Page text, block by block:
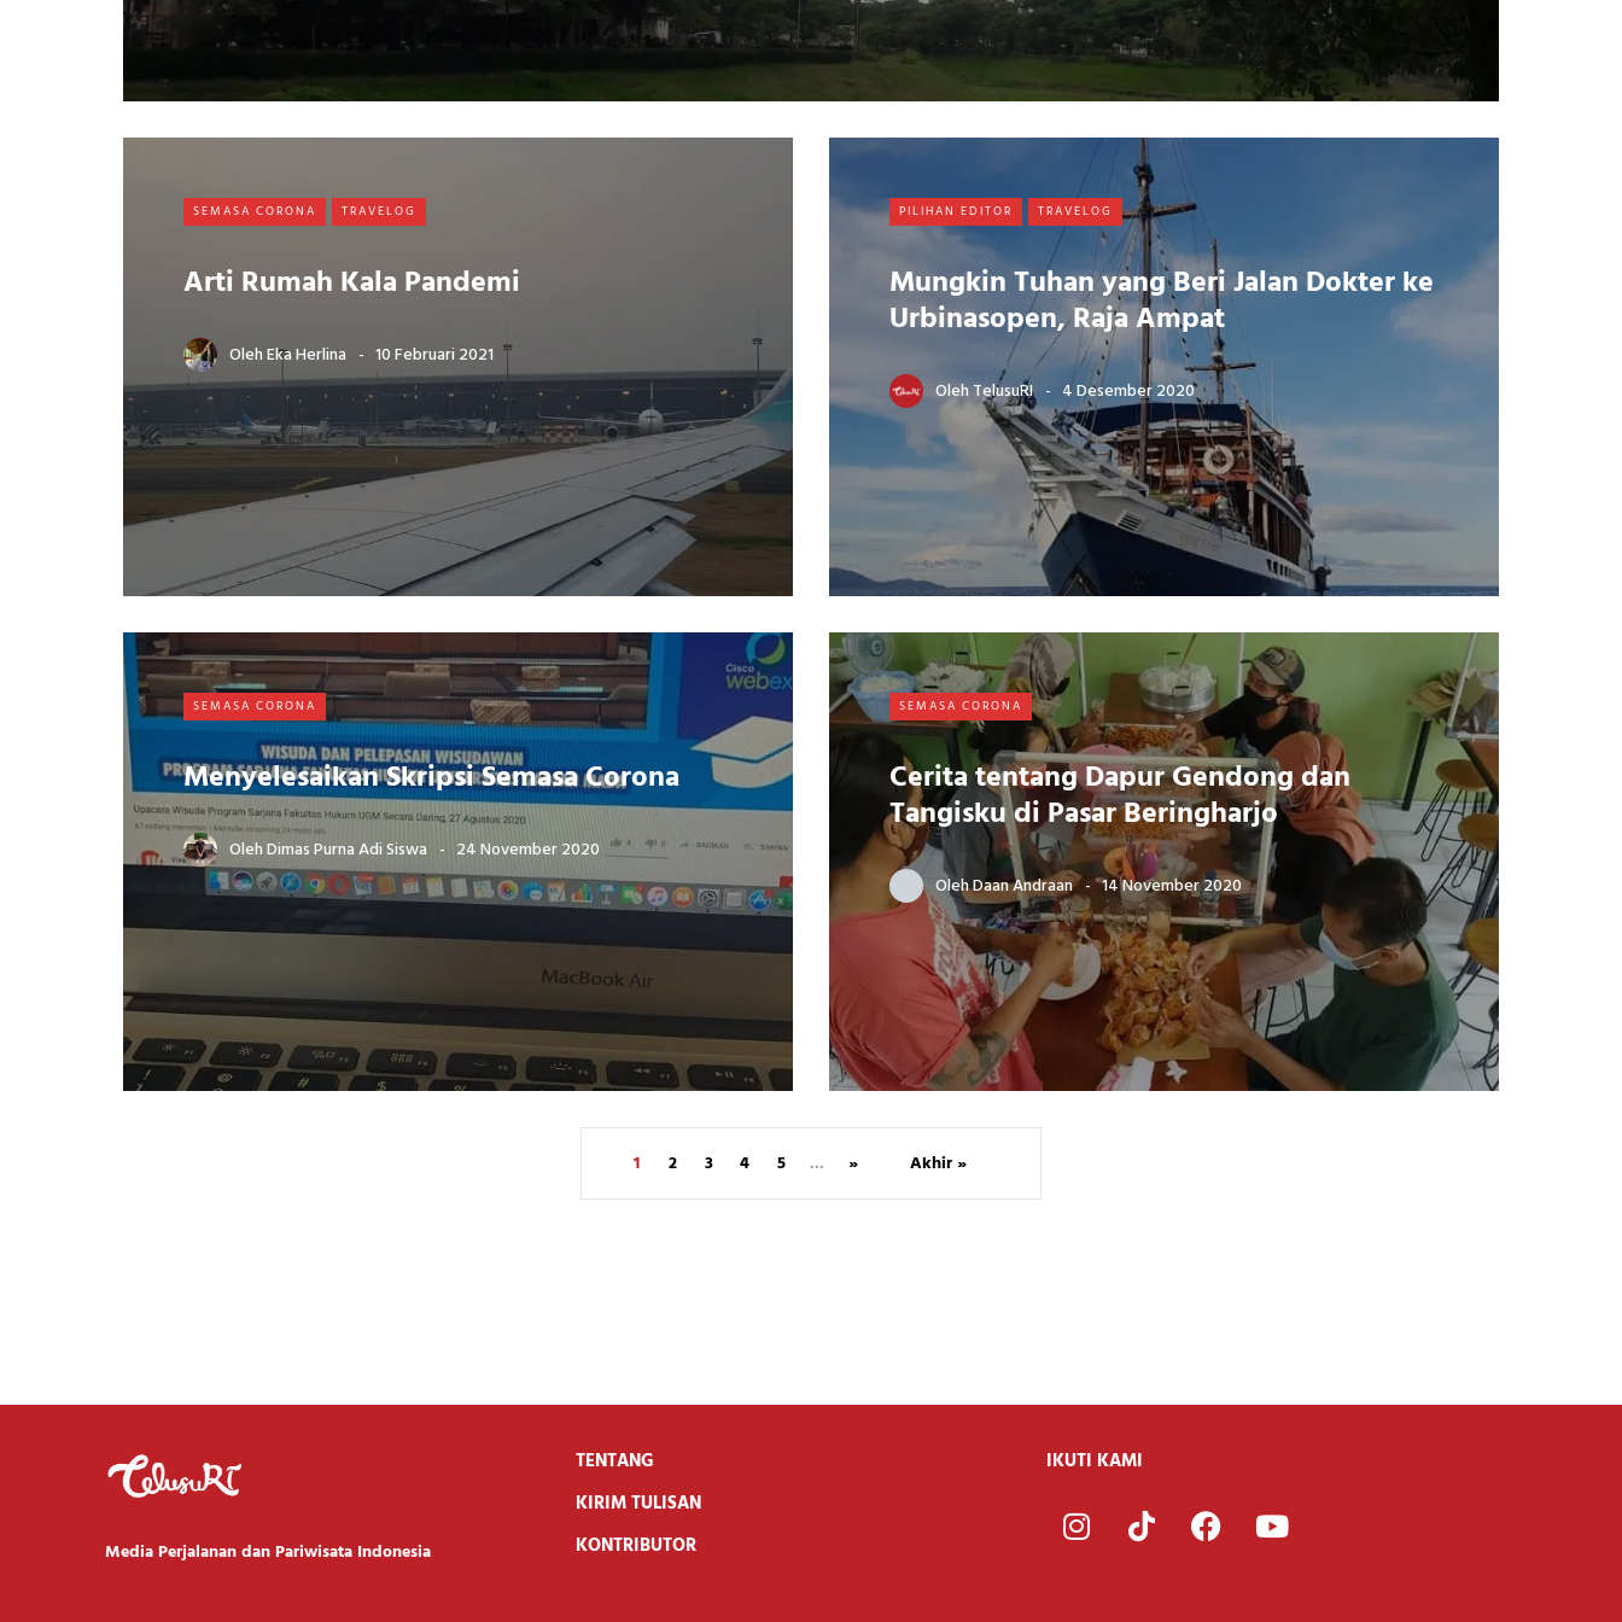
SEMASA CORONA TRAVELOG
Arti Rumah Kala Pandemi
OlehEka Herlina 10 Februari 2021
PILIHAN EDITOR TRAVELOG
Mungkin Tuhan yang Beri Jalan Dokter ke
Urbinasopen, Raja Ampat
OlehTelusuRI 4 Desember 2020
SEMASA CORONA
Menyelesaikan Skripsi Semasa Corona
OlehDimas Purna Adi Siswa 24 November 2020
SEMASA CORONA
Cerita tentang Dapur Gendong dan
Tangisku di Pasar Beringharjo
OlehDaan Andraan 14 November 2020
1 2 3 4 5 ... » Akhir »
Media Perjalanan dan Pariwisata Indonesia
TENTANG
KIRIM TULISAN
KONTRIBUTOR
IKUTI KAMI